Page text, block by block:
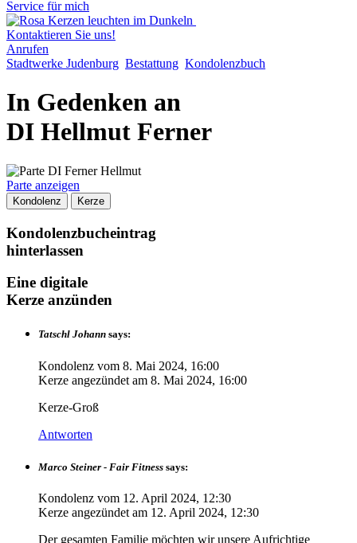
Service für mich
Kontaktieren Sie uns!
Anrufen
Stadtwerke Judenburg Bestattung Kondolenzbuch
In Gedenken an
DI Hellmut Ferner
Parte anzeigen
Kondolenz Kerze
Kondolenzbucheintrag
hinterlassen
Eine digitale
Kerze anzünden
Tatschl Johann says:
Kondolenz vom 8. Mai 2024, 16:00
Kerze angezündet am 8. Mai 2024, 16:00
Kerze-Groß
Antworten
Marco Steiner - Fair Fitness says:
Kondolenz vom 12. April 2024, 12:30
Kerze angezündet am 12. April 2024, 12:30
Der gesamten Familie möchten wir unsere Aufrichtige